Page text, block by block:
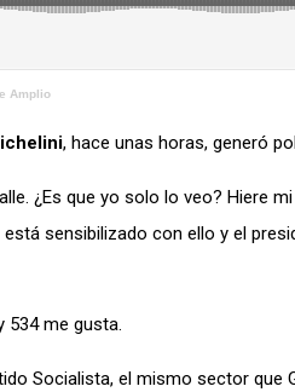
Amplio
, hace unas horas, generó
¿Es que yo solo lo veo? Hiere
sensibilizado con ello y el
534 me gusta.
Socialista, el mismo sector que